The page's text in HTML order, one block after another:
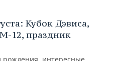
Кубок Дэвиса,
12, праздник